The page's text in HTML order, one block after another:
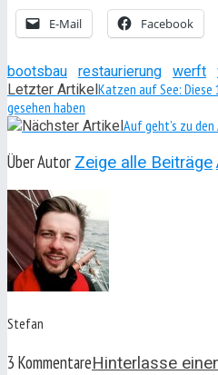
E-Mail Facebook
bootsbau restaurierung werft
Letzter ArtikelKatzen auf See: Diese
gesehen haben
Nächster ArtikelAuf geht’s zu
Über Autor Zeige alle Beiträge
Stefan
3 KommentareHinterlasse